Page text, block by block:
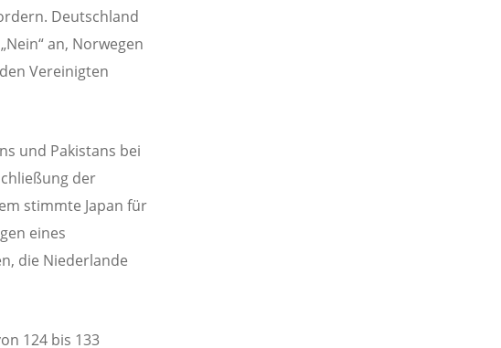
Deutschland
an, Norwegen
Vereinigten
und Pakistans bei
der
stimmte Japan für
eines
die Niederlande
124 bis 133